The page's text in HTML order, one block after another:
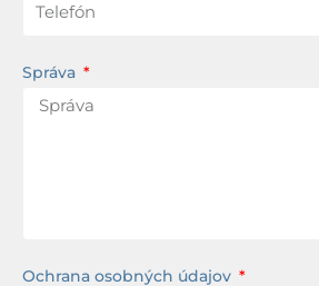
Správa
Ochrana osobných údajov